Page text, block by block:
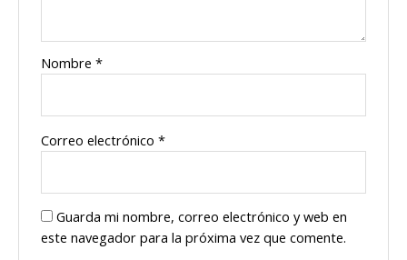
Nombre*
Correo electrónico*
Guarda mi nombre, correo electrónico y web en
este navegador para la próxima vez que comente.